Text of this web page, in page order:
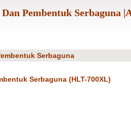
Pembentuk Serbaguna
Serbaguna
Serbaguna (HLT-700XL)